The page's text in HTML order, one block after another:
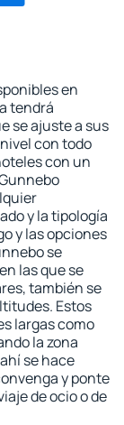
en
tendrá
se ajuste a sus
con todo
con un
y la tipología
y las opciones
se
las que se
también se
Estos
largas como
la zona
se hace
y ponte
de ocio o de